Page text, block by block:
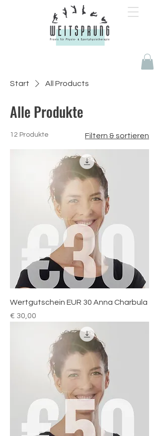
Start All Products
Alle Produkte
12 Produkte Filtern & sortieren
Wertgutschein EUR 30 Anna Charbula
Preis
€ 30,00